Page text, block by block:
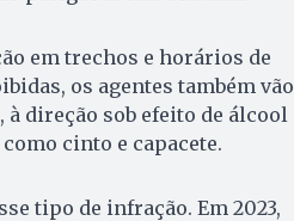
em trechos e horários de
os agentes também vão
direção sob efeito de álcool
cinto e capacete.
tipo de infração. Em 2023,